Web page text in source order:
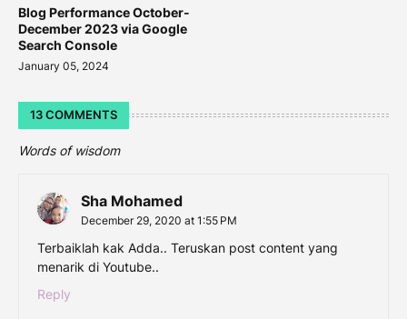
Blog Performance October-
December 2023 via Google
Search Console
January 05, 2024
13 COMMENTS
Words of wisdom
Sha Mohamed
December 29, 2020 at 1:55 PM
Terbaiklah kak Adda.. Teruskan post content yang
menarik di Youtube..
Reply